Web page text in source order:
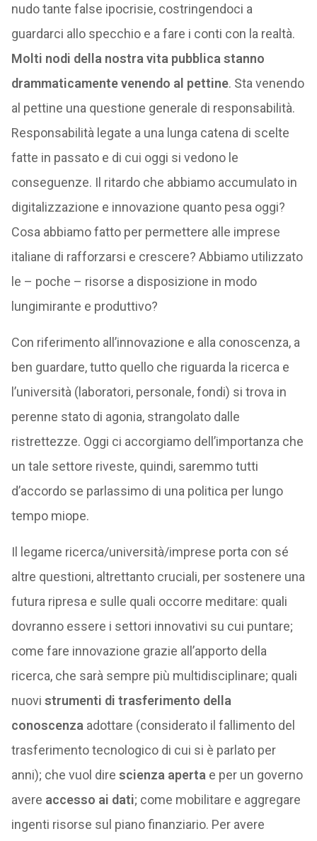
nudo tante false ipocrisie, costringendoci a
guardarci allo specchio e a fare i conti con la realtà.
Molti nodi della nostra vita pubblica stanno
drammaticamente venendo al pettine. Sta venendo
al pettine una questione generale di responsabilità.
Responsabilità legate a una lunga catena di scelte
fatte in passato e di cui oggi si vedono le
conseguenze. Il ritardo che abbiamo accumulato in
digitalizzazione e innovazione quanto pesa oggi?
Cosa abbiamo fatto per permettere alle imprese
italiane di rafforzarsi e crescere? Abbiamo utilizzato
le – poche – risorse a disposizione in modo
lungimirante e produttivo?
Con riferimento all’innovazione e alla conoscenza, a
ben guardare, tutto quello che riguarda la ricerca e
l’università (laboratori, personale, fondi) si trova in
perenne stato di agonia, strangolato dalle
ristrettezze. Oggi ci accorgiamo dell’importanza che
un tale settore riveste, quindi, saremmo tutti
d’accordo se parlassimo di una politica per lungo
tempo miope.
Il legame ricerca/università/imprese porta con sé
altre questioni, altrettanto cruciali, per sostenere una
futura ripresa e sulle quali occorre meditare: quali
dovranno essere i settori innovativi su cui puntare;
come fare innovazione grazie all’apporto della
ricerca, che sarà sempre più multidisciplinare; quali
nuovi strumenti di trasferimento della
conoscenza adottare (considerato il fallimento del
trasferimento tecnologico di cui si è parlato per
anni); che vuol dire scienza aperta e per un governo
avere accesso ai dati; come mobilitare e aggregare
ingenti risorse sul piano finanziario. Per avere